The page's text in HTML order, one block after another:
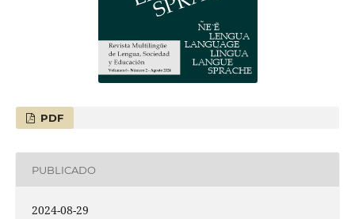
PDF
PUBLICADO
2024-08-29